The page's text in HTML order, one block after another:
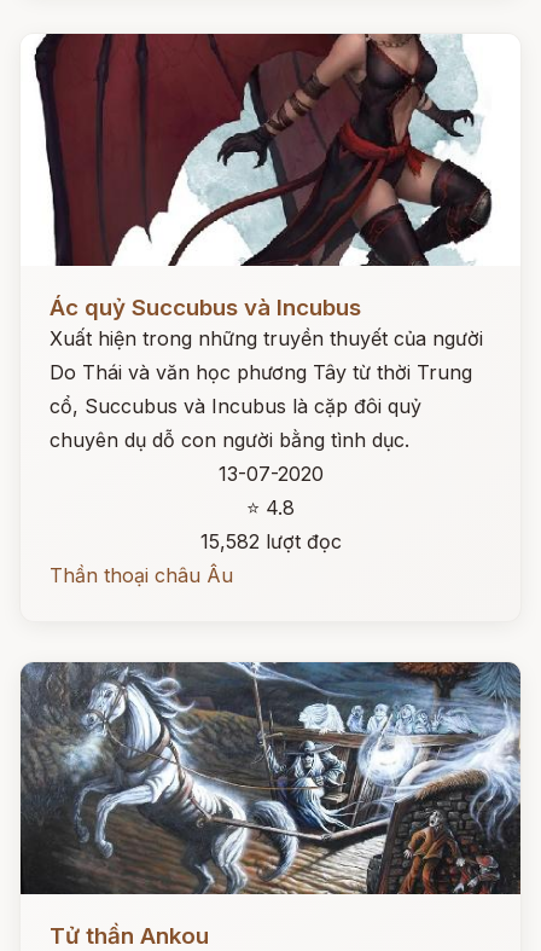
Đọc ngay
Ác quỷ Succubus và Incubus
Xuất hiện trong những truyền thuyết của người
Do Thái và văn học phương Tây từ thời Trung
cổ, Succubus và Incubus là cặp đôi quỷ
chuyên dụ dỗ con người bằng tình dục.
13-07-2020
⭐ 4.8
15,582 lượt đọc
Thần thoại châu Âu
Tử thần Ankou